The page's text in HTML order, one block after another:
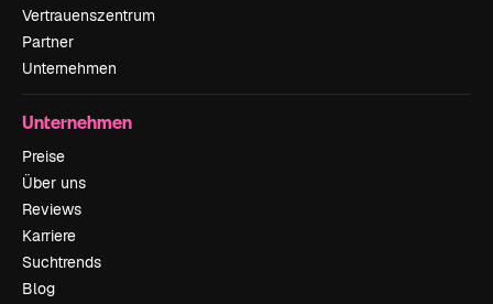
Vertrauenszentrum
Partner
Unternehmen
Unternehmen
Preise
Über uns
Reviews
Karriere
Suchtrends
Blog